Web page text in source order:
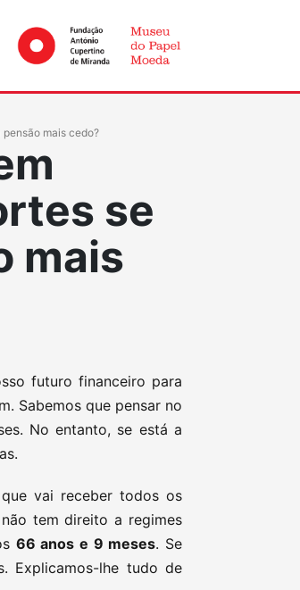
mais cedo?
se
mais
futuro financeiro para
Sabemos que pensar no
No entanto, se está a
vai receber todos os
tem direito a regimes
66 anos e 9 meses. Se
Explicamos-lhe tudo de